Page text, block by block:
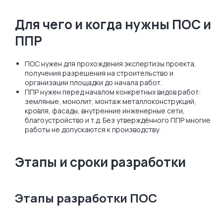
Для чего и когда нужны ПОС и
ППР
ПОС нужен для прохождения экспертизы проекта,
получения разрешения на строительство и
организации площадки до начала работ.
ППР нужен перед началом конкретных видов работ:
земляные, монолит, монтаж металлоконструкций,
кровля, фасады, внутренние инженерные сети,
благоустройство и т.д. Без утверждённого ППР многие
работы не допускаются к производству.
Этапы и сроки разработки
Этапы разработки ПОС